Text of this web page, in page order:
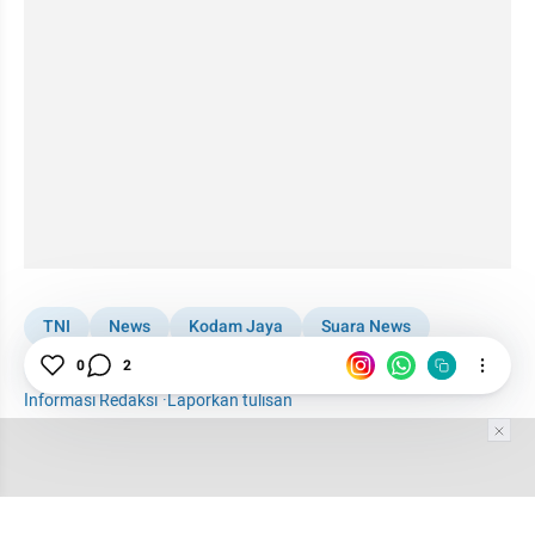
TNI News Kodam Jaya
Suara News
Paspampres Siksa Warga
Informasi Redaksi·Laporkan tulisan
0 2